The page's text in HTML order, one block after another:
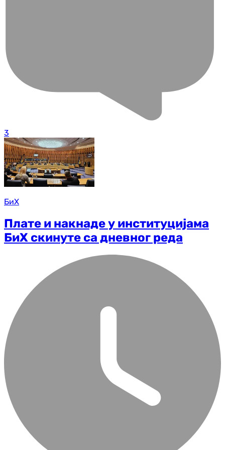
3
БиХ
Плате и накнаде у институцијама
БиХ скинуте са дневног реда